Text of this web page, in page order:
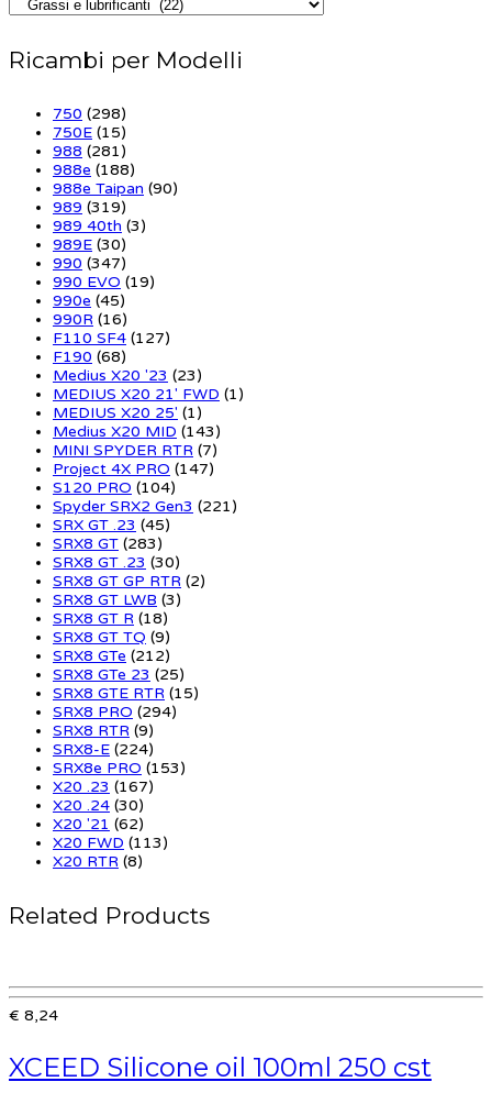
Ricambi per Modelli
750 (298)
750E (15)
988 (281)
988e (188)
988e Taipan (90)
989 (319)
989 40th (3)
989E (30)
990 (347)
990 EVO (19)
990e (45)
990R (16)
F110 SF4 (127)
F190 (68)
Medius X20 '23 (23)
MEDIUS X20 21' FWD (1)
MEDIUS X20 25' (1)
Medius X20 MID (143)
MINI SPYDER RTR (7)
Project 4X PRO (147)
S120 PRO (104)
Spyder SRX2 Gen3 (221)
SRX GT .23 (45)
SRX8 GT (283)
SRX8 GT .23 (30)
SRX8 GT GP RTR (2)
SRX8 GT LWB (3)
SRX8 GT R (18)
SRX8 GT TQ (9)
SRX8 GTe (212)
SRX8 GTe 23 (25)
SRX8 GTE RTR (15)
SRX8 PRO (294)
SRX8 RTR (9)
SRX8-E (224)
SRX8e PRO (153)
X20 .23 (167)
X20 .24 (30)
X20 '21 (62)
X20 FWD (113)
X20 RTR (8)
Related Products
€ 8,24
XCEED Silicone oil 100ml 250 cst